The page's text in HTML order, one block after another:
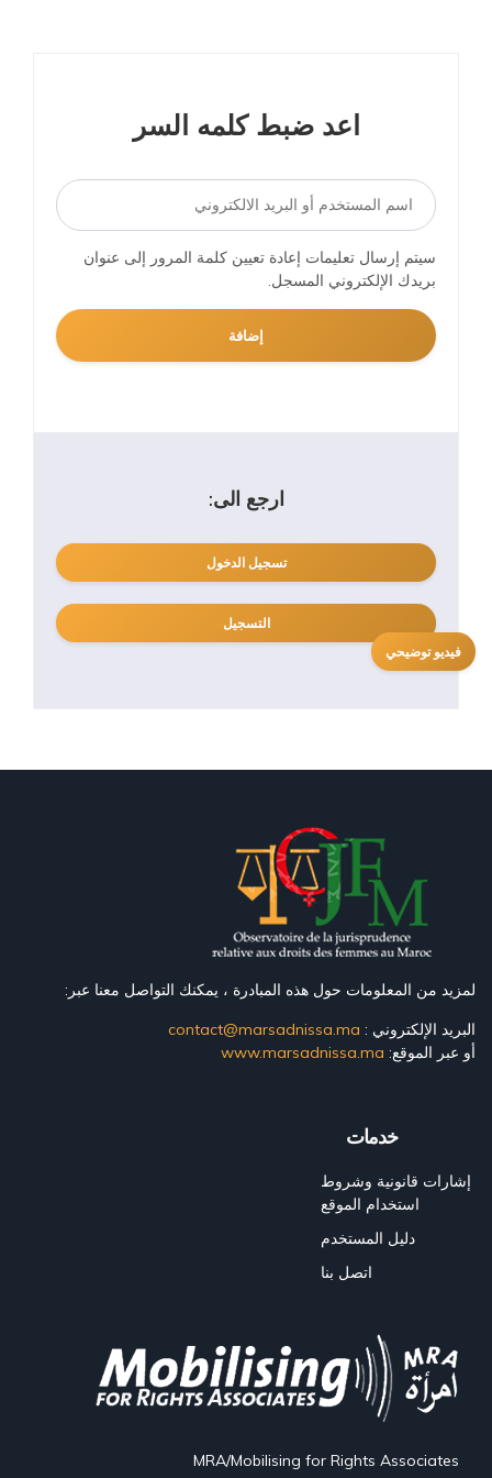
فيديو توضيحي
اعد ضبط كلمه السر
سيتم إرسال تعليمات إعادة تعيين كلمة المرور إلى عنوان
بريدك الإلكتروني المسجل.
ارجع الى:
تسجيل الدخول
التسجيل
لمزيد من المعلومات حول هذه المبادرة ، يمكنك التواصل معنا عبر:
البريد الإلكتروني : contact@marsadnissa.ma
أو عبر الموقع: www.marsadnissa.ma
خدمات
إشارات قانونية وشروط
استخدام الموقع
دليل المستخدم
اتصل بنا
MRA/Mobilising for Rights Associates